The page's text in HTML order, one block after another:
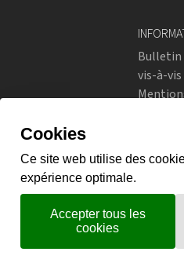
Bulletin
vis-à-vis
flickr